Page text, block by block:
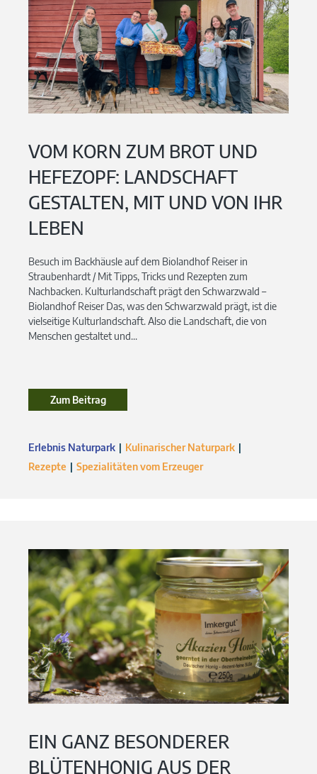
VOM KORN ZUM BROT UND
HEFEZOPF: LANDSCHAFT
GESTALTEN, MIT UND VON IHR
LEBEN
Besuch im Backhäusle auf dem Biolandhof Reiser in
Straubenhardt / Mit Tipps, Tricks und Rezepten zum
Nachbacken. Kulturlandschaft prägt den Schwarzwald –
Biolandhof Reiser Das, was den Schwarzwald prägt, ist die
vielseitige Kulturlandschaft. Also die Landschaft, die von
Menschen gestaltet und...
Zum Beitrag
Erlebnis Naturpark
Kulinarischer Naturpark
Rezepte
Spezialitäten vom Erzeuger
EIN GANZ BESONDERER
BLÜTENHONIG AUS DER